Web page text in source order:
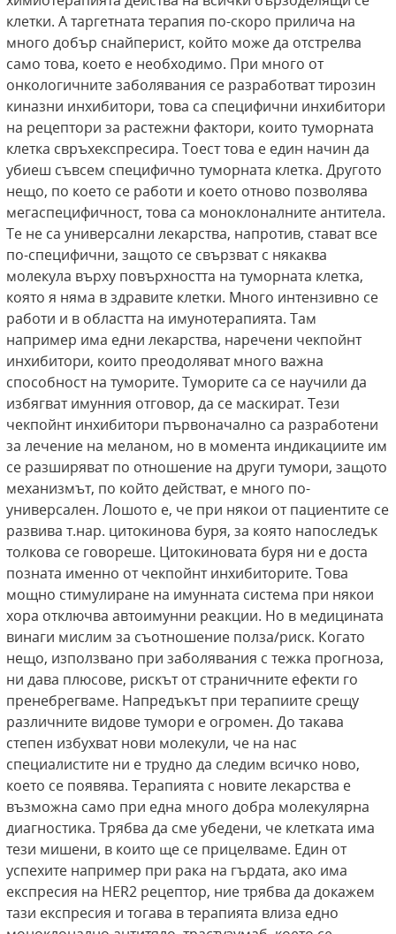
клетки. А таргетната терапия по-скоро прилича на
много добър снайперист, който може да отстрелва
само това, което е необходимо. При много от
онкологичните заболявания се разработват тирозин
киназни инхибитори, това са специфични инхибитори
на рецептори за растежни фактори, които туморната
клетка свръхекспресира. Тоест това е един начин да
убиеш съвсем специфично туморната клетка. Другото
нещо, по което се работи и което отново позволява
мегаспецифичност, това са моноклоналните антитела.
Те не са универсални лекарства, напротив, стават все
по-специфични, защото се свързват с някаква
молекула върху повърхността на туморната клетка,
която я няма в здравите клетки. Много интензивно се
работи и в областта на имунотерапията. Там
например има едни лекарства, наречени чекпойнт
инхибитори, които преодоляват много важна
способност на туморите. Туморите са се научили да
избягват имунния отговор, да се маскират. Тези
чекпойнт инхибитори първоначално са разработени
за лечение на меланом, но в момента индикациите им
се разширяват по отношение на други тумори, защото
механизмът, по който действат, е много по-
универсален. Лошото е, че при някои от пациентите се
развива т.нар. цитокинова буря, за която напоследък
толкова се говореше. Цитокиновата буря ни е доста
позната именно от чекпойнт инхибиторите. Това
мощно стимулиране на имунната система при някои
хора отключва автоимунни реакции. Но в медицината
винаги мислим за съотношение полза/риск. Когато
нещо, използвано при заболявания с тежка прогноза,
ни дава плюсове, рискът от страничните ефекти го
пренебрегваме. Напредъкът при терапиите срещу
различните видове тумори е огромен. До такава
степен избухват нови молекули, че на нас
специалистите ни е трудно да следим всичко ново,
което се появява. Терапията с новите лекарства е
възможна само при една много добра молекулярна
диагностика. Трябва да сме убедени, че клетката има
тези мишени, в които ще се прицелваме. Един от
успехите например при рака на гърдата, ако има
експресия на HER2 рецептор, ние трябва да докажем
тази експресия и тогава в терапията влиза едно